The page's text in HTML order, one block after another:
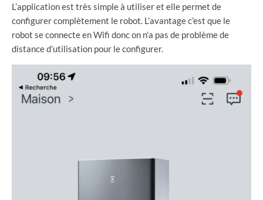
L’application est très simple à utiliser et elle permet de
configurer complètement le robot. L’avantage c’est que le
robot se connecte en Wifi donc on n’a pas de problème de
distance d’utilisation pour le configurer.